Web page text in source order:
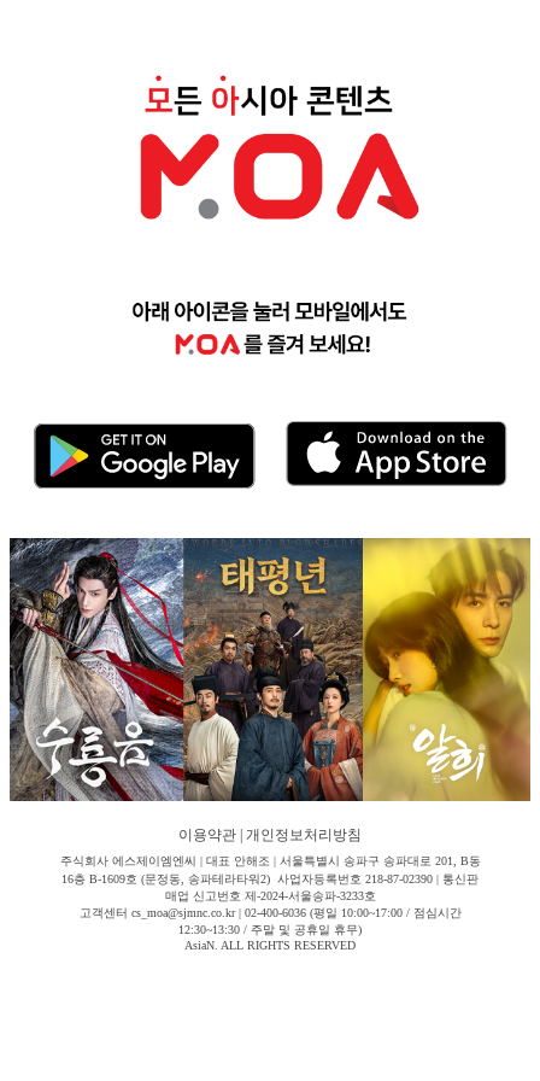
이용약관 개인정보처리방침
주식회사 에스제이엠엔씨 | 대표 안해조 | 서울특별시 송파구 송파대로 201, B동
16층 B-1609호 (문정동, 송파테라타워2) 사업자등록번호 218-87-02390 | 통신판
매업 신고번호 제-2024-서울송파-3233호
고객센터 cs_moa@sjmnc.co.kr | 02-400-6036 (평일 10:00~17:00 / 점심시간
12:30~13:30 / 주말 및 공휴일 휴무)
AsiaN. ALL RIGHTS RESERVED